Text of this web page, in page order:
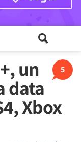
5
un
data
Xbox